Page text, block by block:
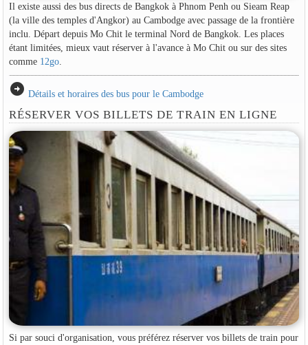
Il existe aussi des bus directs de Bangkok à Phnom Penh ou Sieam Reap
(la ville des temples d'Angkor) au Cambodge avec passage de la frontière
inclu. Départ depuis Mo Chit le terminal Nord de Bangkok. Les places
étant limitées, mieux vaut réserver à l'avance à Mo Chit ou sur des sites
comme 12go.
arrow_circle_right Détails et horaires des bus pour le Cambodge
RÉSERVER VOS BILLETS DE TRAIN EN LIGNE
Si par souci d'organisation, vous préférez réserver vos billets de train pour